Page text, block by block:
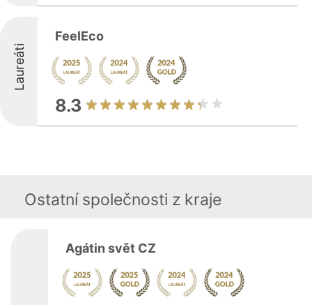
Laureáti
FeelEco
8.3
Ostatní společnosti z kraje
Agátin svět CZ